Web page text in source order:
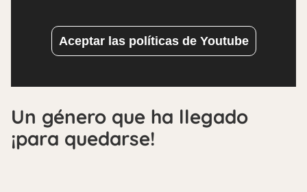
Aceptar las políticas de Youtube
Un género que ha llegado
¡para quedarse!